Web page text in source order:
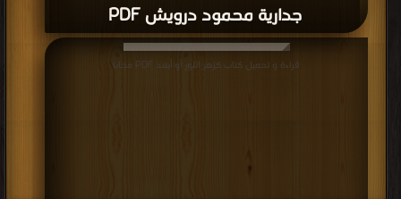
جدارية محمود درويش PDF
قراءة و تحميل كتاب كزهر اللوز أو أبعد PDF مجانا